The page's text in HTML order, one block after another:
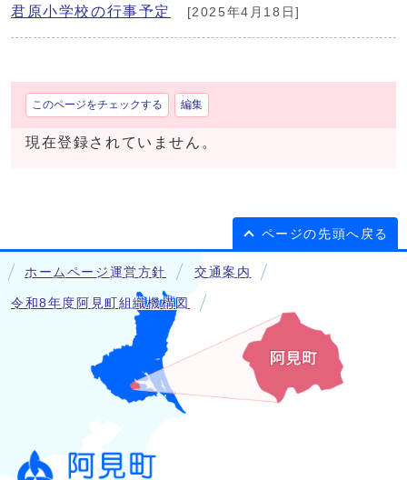
君原小学校の行事予定 [2025年4月18日]
このページをチェックする 編集
現在登録されていません。
ページの先頭へ戻る
ホームページ運営方針 交通案内
令和8年度阿見町組織機構図